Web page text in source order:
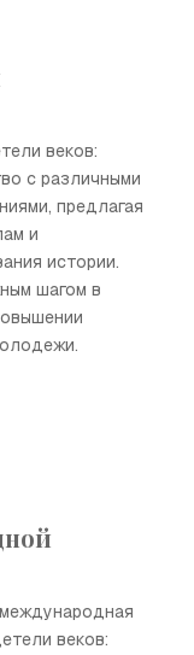
веков:
с различными
предлагая
и
истории.
шагом в
веков: